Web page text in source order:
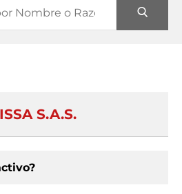
S.A.S.